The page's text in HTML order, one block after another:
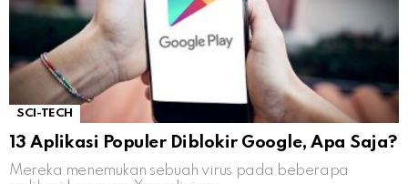
SCI-TECH
13 Aplikasi Populer Diblokir Google, Apa Saja?
Mereka menemukan sebuah virus pada beberapa